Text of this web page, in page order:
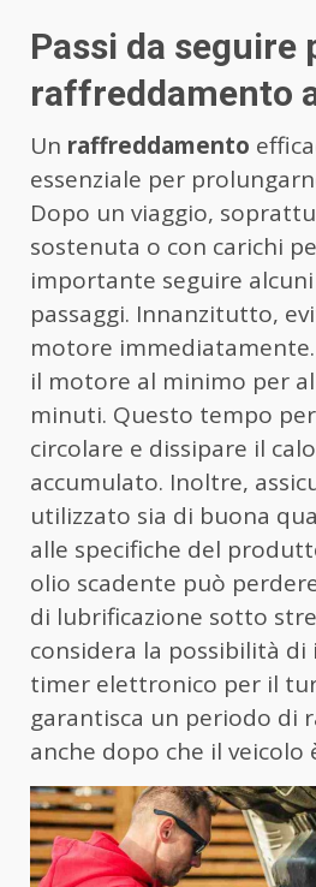
Passi da seguire
raffreddamento
Un raffreddamento
essenziale per
Dopo un viaggio,
sostenuta o con carichi
importante seguire
passaggi. Innanzitutto,
motore
il motore al minimo per
minuti. Questo tempo
circolare e dissipare il
accumulato. Inoltre,
utilizzato sia di buona
alle specifiche del
olio scadente può
di lubrificazione sotto
considera la possibilità di
timer elettronico per il
garantisca un periodo di
anche dopo che il veicolo